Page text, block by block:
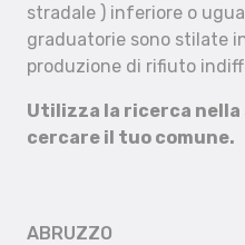
stradale ) inferiore o
graduatorie sono stilate
produzione di rifiuto
Utilizza la ricerca nella
cercare il tuo comune.
ABRUZZO